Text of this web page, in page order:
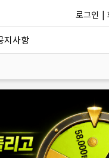
로그인 |
지사항
데 엄청난 몸매때문
(+고화질 영상)